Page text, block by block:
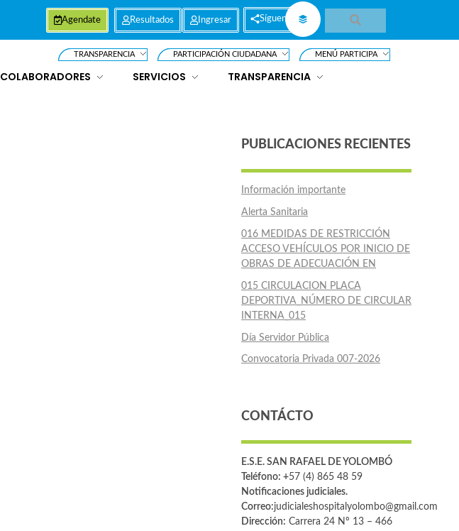
Agendate Resultados Ingresar Síguenos
TRANSPARENCIA PARTICIPACIÓN CIUDADANA MENÚ PARTICIPA
COLABORADORES SERVICIOS TRANSPARENCIA
PUBLICACIONES RECIENTES
Información importante
Alerta Sanitaria
016 MEDIDAS DE RESTRICCIÓN
ACCESO VEHÍCULOS POR INICIO DE
OBRAS DE ADECUACIÓN EN
015 CIRCULACION PLACA
DEPORTIVA_NÚMERO DE CIRCULAR
INTERNA_015
Día Servidor Pública
Convocatoria Privada 007-2026
CONTÁCTO
E.S.E. SAN RAFAEL DE YOLOMBÓ
Teléfono: +57 (4) 865 48 59
Notificaciones judiciales.
Correo:judicialeshospitalyolombo@gmail.com
Dirección: Carrera 24 Nº 13 – 466